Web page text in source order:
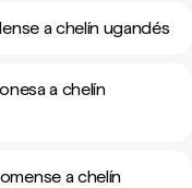
a chelín ugandés
a chelín
a chelín